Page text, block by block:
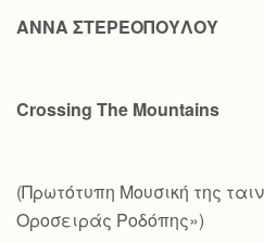
ΑΝΝΑ ΣΤΕΡΕΟΠΟΥΛΟΥ
Crossing The Mountains
(Πρωτότυπη Μουσική της
Οροσειράς Ροδόπης»)